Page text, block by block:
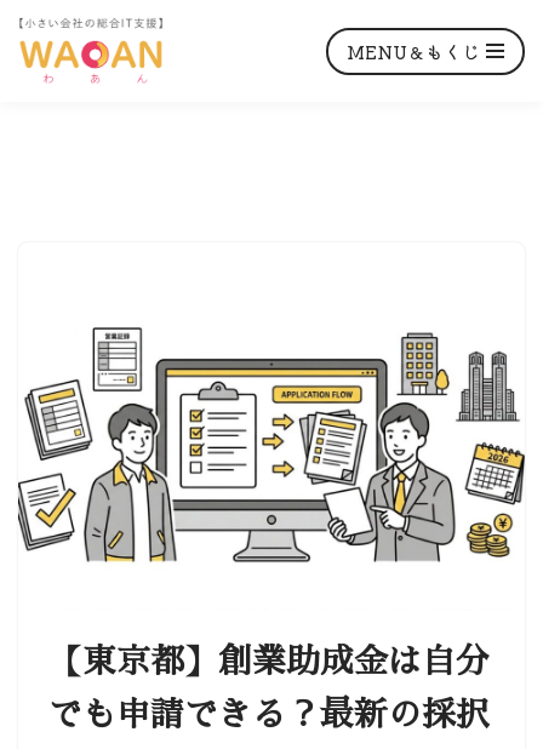
ス
キ
ッ
プ
MENU＆もくじ
【東京都】創業助成金は自分
でも申請できる？最新の採択